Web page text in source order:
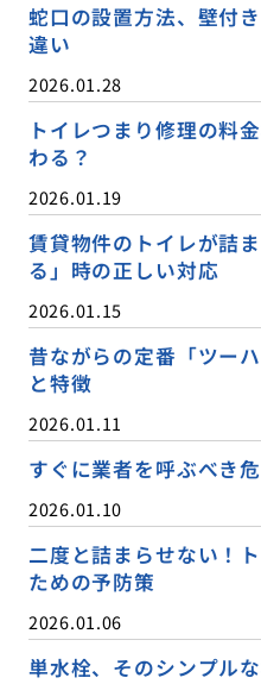
蛇口の設置方法、壁付
違い
2026.01.28
トイレつまり修理の料
わる？
2026.01.19
賃貸物件のトイレが詰
る」時の正しい対応
2026.01.15
昔ながらの定番「ツー
と特徴
2026.01.11
すぐに業者を呼ぶべき
2026.01.10
二度と詰まらせない！
ための予防策
2026.01.06
単水栓、そのシンプル